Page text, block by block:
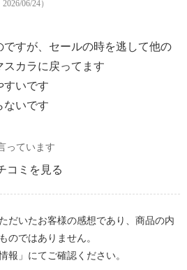
06/24）
ですが、セールの時を逃して他の
カラに戻ってます
すいです
ないです
っています
コミを見る
だいたお客様の感想であり、商品の内
のではありません。
報」にてご確認ください。